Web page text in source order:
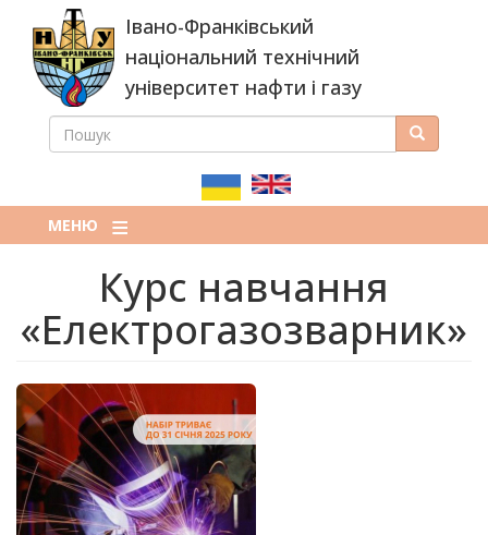
основного
вмісту
Івано-Франківський
національний технічний
університет нафти і газу
ПОШУКОВА
ПОШУК Пошук
МЕНЮ
Курс навчання
«Електрогазозварник»